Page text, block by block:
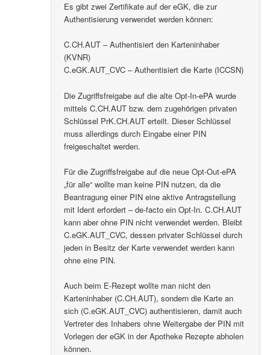
Es gibt zwei Zertifikate auf der eGK, die zur
Authentisierung verwendet werden können:
C.CH.AUT – Authentisiert den Karteninhaber
(KVNR)
C.eGK.AUT_CVC – Authentisiert die Karte (ICCSN)
Die Zugriffsfreigabe auf die alte Opt-In-ePA wurde
mittels C.CH.AUT bzw. dem zugehörigen privaten
Schlüssel PrK.CH.AUT erteilt. Dieser Schlüssel
muss allerdings durch Eingabe einer PIN
freigeschaltet werden.
Für die Zugriffsfreigabe auf die neue Opt-Out-ePA
„für alle“ wollte man keine PIN nutzen, da die
Beantragung einer PIN eine aktive Antragstellung
mit Ident erfordert – de-facto ein Opt-In. C.CH.AUT
kann aber ohne PIN nicht verwendet werden. Bleibt
C.eGK.AUT_CVC, dessen privater Schlüssel durch
jeden in Besitz der Karte verwendet werden kann
ohne eine PIN.
Auch beim E-Rezept wollte man nicht den
Karteninhaber (C.CH.AUT), sondern die Karte an
sich (C.eGK.AUT_CVC) authentisieren, damit auch
Vertreter des Inhabers ohne Weitergabe der PIN mit
Vorlegen der eGK in der Apotheke Rezepte abholen
können.